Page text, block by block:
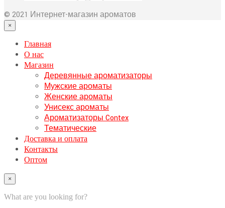
© 2021 Интернет-магазин ароматов
×
Главная
О нас
Магазин
Деревянные ароматизаторы
Мужские ароматы
Женские ароматы
Унисекс ароматы
Ароматизаторы Contex
Тематические
Доставка и оплата
Контакты
Оптом
×
What are you looking for?